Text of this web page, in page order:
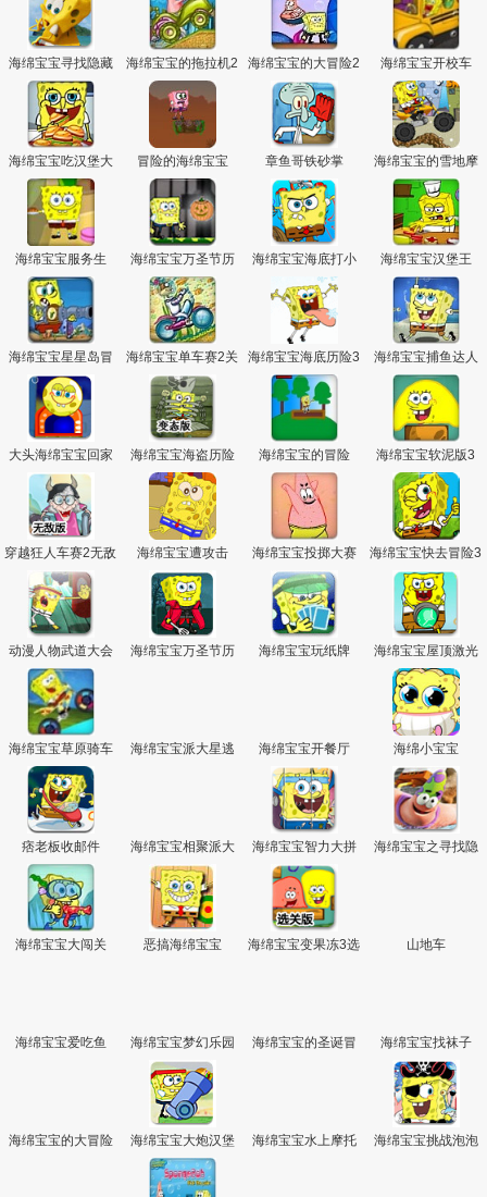
海绵宝宝寻找隐藏
物
海绵宝宝的拖拉机2
关卡全开版
海绵宝宝的大冒险2 海绵宝宝开校车
海绵宝宝吃汉堡大
赛
冒险的海绵宝宝 章鱼哥铁砂掌
海绵宝宝的雪地摩
托车
海绵宝宝服务生
海绵宝宝万圣节历
险记3
海绵宝宝海底打小
怪
海绵宝宝汉堡王
海绵宝宝星星岛冒
险
海绵宝宝单车赛2关
卡全开版
海绵宝宝海底历险3 海绵宝宝捕鱼达人
大头海绵宝宝回家
海绵宝宝海盗历险
变态版
海绵宝宝的冒险 海绵宝宝软泥版3
穿越狂人车赛2无敌
版
海绵宝宝遭攻击 海绵宝宝投掷大赛 海绵宝宝快去冒险3
动漫人物武道大会
海绵宝宝万圣节历
海绵宝宝玩纸牌
海绵宝宝屋顶激光
枪
海绵宝宝草原骑车
海绵宝宝派大星逃
海绵宝宝开餐厅 海绵小宝宝
痞老板收邮件
海绵宝宝相聚派大
星关卡全开版
海绵宝宝智力大拼
图
海绵宝宝之寻找隐
海绵宝宝大闯关 恶搞海绵宝宝
海绵宝宝变果冻3选
山地车
海绵宝宝爱吃鱼
海绵宝宝梦幻乐园
情人节版
海绵宝宝的圣诞冒
海绵宝宝找袜子
海绵宝宝的大冒险 海绵宝宝大炮汉堡 海绵宝宝水上摩托
海绵宝宝挑战泡泡